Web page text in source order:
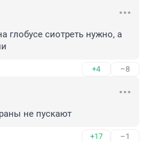
глобусе сиотреть нужно, а
+4 –8
не пускают
+17 –1